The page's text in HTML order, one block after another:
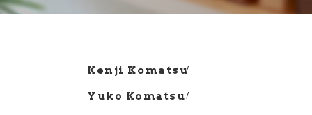
Kenji Komatsu
Yuko Komatsu